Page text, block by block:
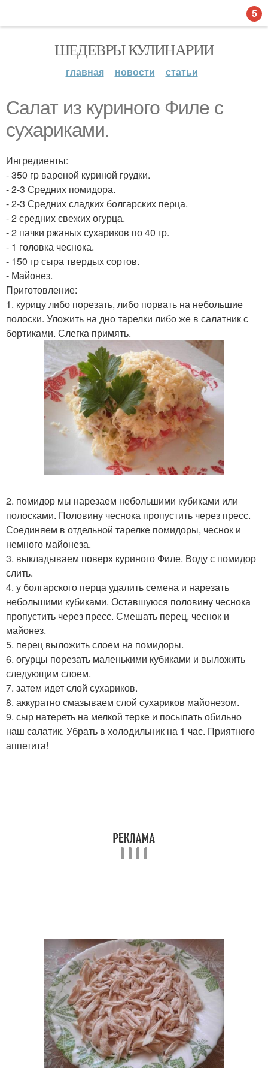
ШЕДЕВРЫ КУЛИНАРИИ
главная новости статьи
Салат из куриного Филе с
сухариками.
Ингредиенты:
- 350 гр вареной куриной грудки.
- 2-3 Средних помидора.
- 2-3 Средних сладких болгарских перца.
- 2 средних свежих огурца.
- 2 пачки ржаных сухариков по 40 гр.
- 1 головка чеснока.
- 150 гр сыра твердых сортов.
- Майонез.
Приготовление:
1. курицу либо порезать, либо порвать на небольшие
полоски. Уложить на дно тарелки либо же в салатник с
бортиками. Слегка примять.
2. помидор мы нарезаем небольшими кубиками или
полосками. Половину чеснока пропустить через пресс.
Соединяем в отдельной тарелке помидоры, чеснок и
немного майонеза.
3. выкладываем поверх куриного Филе. Воду с помидор
слить.
4. у болгарского перца удалить семена и нарезать
небольшими кубиками. Оставшуюся половину чеснока
пропустить через пресс. Смешать перец, чеснок и
майонез.
5. перец выложить слоем на помидоры.
6. огурцы порезать маленькими кубиками и выложить
следующим слоем.
7. затем идет слой сухариков.
8. аккуратно смазываем слой сухариков майонезом.
9. сыр натереть на мелкой терке и посыпать обильно
наш салатик. Убрать в холодильник на 1 час. Приятного
аппетита!
5